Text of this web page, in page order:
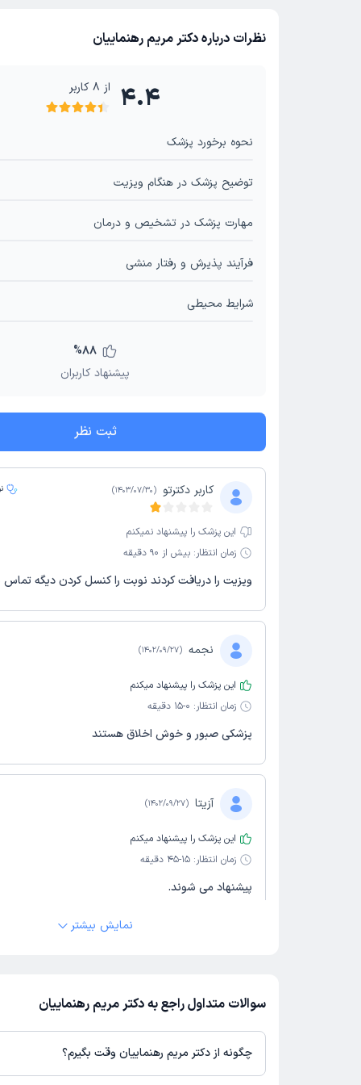
نظرات درباره دکتر مریم رهنماییان
4.4 از 8کاربر
نحوه برخورد پزشک
توضیح پزشک در هنگام ویزیت
مهارت پزشک در تشخیص و درمان
فرآیند پذیرش و رفتار منشی
شرایط محیطی
%88
پیشنهاد کاربران
ثبت نظر
کاربر دکترتو (
1403/07/30
)
این پزشک را پیشنهاد نمیکنم
زمان انتظار: بیش از 90 دقیقه
ویزیت را دریافت کردند نوبت را کنسل کردن دیگه تماس
نجمه (
1402/09/27
)
این پزشک را پیشنهاد میکنم
زمان انتظار: 0-15 دقیقه
پزشکی صبور و خوش اخلاق هستند
آزیتا (
1402/09/27
)
این پزشک را پیشنهاد میکنم
زمان انتظار: 15-45 دقیقه
پیشنهاد می شوند.
زمان انتظار:0-15 دقیقه
نمایش بیشتر
سوالات متداول راجع به دکتر مریم رهنماییان
چگونه از دکتر مریم رهنماییان وقت بگیرم؟